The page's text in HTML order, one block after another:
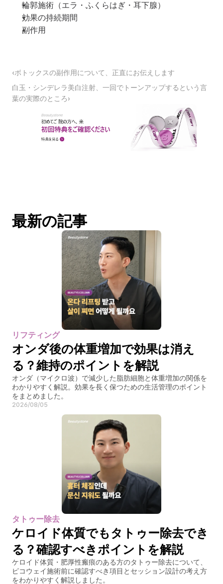
輪郭施術（エラ・ふくらはぎ・耳下腺）
効果の持続期間
副作用
‹ボトックスの副作用について、正直にお伝えします
白玉・シンデレラ美白注射、一回でトーンアップするという言
葉の実際のところ›
最新の記事
リフティング
オンダ後の体重増加で効果は消え
る？維持のポイントを解説
オンダ（マイクロ波）で減少した脂肪細胞と体重増加の関係を
わかりやすく解説。効果を長く保つための生活管理のポイント
をまとめました。
2026/08/05
タトゥー除去
ケロイド体質でもタトゥー除去でき
る？確認すべきポイントを解説
ケロイド体質・肥厚性瘢痕のある方のタトゥー除去について、
ピコウェイ施術前に確認すべき項目とセッション設計の考え方
をわかりやすく解説しました。